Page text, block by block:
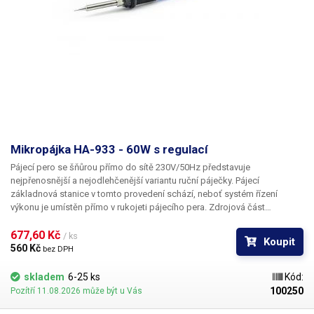
Mikropájka HA-933 - 60W s regulací
Pájecí pero se šňůrou přímo do sítě 230V/50Hz představuje
nejpřenosnější a nejodlehčenější variantu ruční páječky. Pájecí
základnová stanice v tomto provedení schází, neboť systém řízení
výkonu je umístěn přímo v rukojeti pájecího pera. Zdrojová část
topným odporovým keramickým tělesem přímo na 230V. Vyšší provozní
napětí topné spirály navíc dává mikropájce na svou velikost vysoký
677,60 Kč / ks
560 Kč bez DPH
Koupit
skladem 6-25 ks
Pozítří 11.08.2026 může být u Vás
Kód:
100250